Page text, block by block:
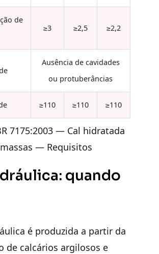
de
≥3 ≥2,5 ≥2,2
Ausência de cavidades
ou protuberâncias
≥110 ≥110 ≥110
7175:2003 — Cal hidratada
— Requisitos
quando
é produzida a partir da
de calcários argilosos e